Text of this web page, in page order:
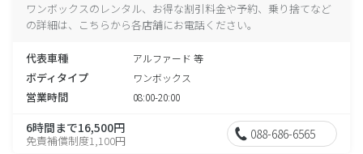
ワンボックスのレンタル、お得な割引料金や予約、乗り捨てなど
の詳細は、こちらから各店舗にお電話ください。
代表車種 アルファード 等
ボディタイプ ワンボックス
営業時間 08:00-20:00
6時間まで16,500円
免責補償制度1,100円 088-686-6565